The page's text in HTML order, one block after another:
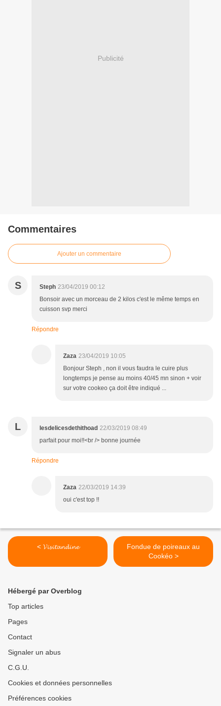
Publicité
Commentaires
Ajouter un commentaire
S Steph 23/04/2019 00:12
Bonsoir avec un morceau de 2 kilos c'est le même temps en
cuisson svp merci
Répondre
Zaza 23/04/2019 10:05
Bonjour Steph , non il vous faudra le cuire plus
longtemps je pense au moins 40/45 mn sinon + voir
sur votre cookeo ça doit être indiqué ...
L lesdelicesdethithoad 22/03/2019 08:49
parfait pour moi!!<br /> bonne journée
Répondre
Zaza 22/03/2019 14:39
oui c'est top !!
< 𝓥𝓲𝓼𝓲𝓽𝓪𝓷𝓭𝓲𝓷𝓮
Fondue de poireaux au
Cookéo >
Hébergé par Overblog
Top articles
Pages
Contact
Signaler un abus
C.G.U.
Cookies et données personnelles
Préférences cookies